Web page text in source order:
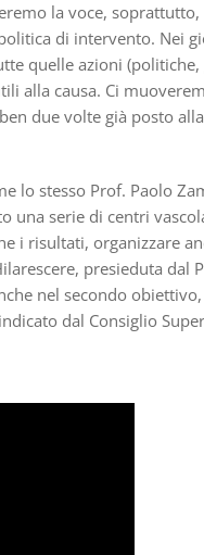
la voce,
di intervento. Nei
quelle azioni
alla causa. Ci
due volte già posto
lo stesso Prof. Paolo
una serie di centri
i risultati, organizzare
presieduta dal
nel secondo
dal Consiglio